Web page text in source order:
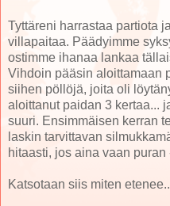
Tyttäreni harrastaa partiota
villapaitaa. Päädyimme
ostimme ihanaa lankaa
Vihdoin pääsin aloittamaan
siihen pöllöjä, joita oli
aloittanut paidan 3 kertaa...
suuri. Ensimmäisen kerran
laskin tarvittavan
hitaasti, jos aina vaan
Katsotaan siis miten